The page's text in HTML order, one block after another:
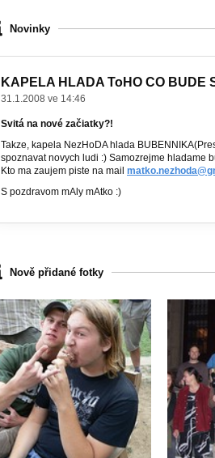
Novinky
KAPELA HLADA ToHO CO BUDE
31.1.2008 ve 14:46
Svitá na nové začiatky?!
Takze, kapela NezHoDA hlada
spoznavat novych ludi :) Samozrejme hladame
Kto ma zaujem piste na mail
S pozdravom mAly mAtko :)
Nově přidané fotky